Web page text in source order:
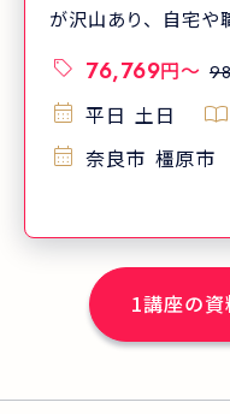
が沢山あり、自宅や
やすい ポイント2.
通学日が選びやす
数はわずか7日 三幸
北海道から沖縄ま
「一人でも多くの方
士を目指してほし
域の介護事業所や
講しています。
76,769円〜
平日 土日
奈良市 橿原市
1講座の